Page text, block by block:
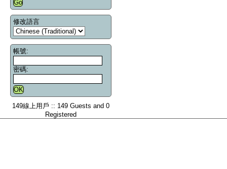
修改語言
帳號:
密碼:
149線上用戶 :: 149 Guests and 0
Registered